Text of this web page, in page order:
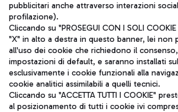
Pizza
Autobus
Scopri le linee di autobus per
Leonardo Da Vinci.
Aeroporti di Roma S.p.A. - Società soggetta
coordinamento di Mundys S.p.A.
Codice fiscale e Registro delle Imprese di
pubblicitari anche attraverso interazioni
profilazione).
Cliccando su "PROSEGUI CON I SOLI
"X" in alto a destra in questo banner, lei non
all'uso dei cookie che richiedono il
impostazioni di default, e saranno installati
esclusivamente i cookie funzionali alla
cookie analitici assimilabili a quelli tecnici.
Cliccando su "ACCETTA TUTTI I COOKIE"
al posizionamento di tutti i cookie ivi